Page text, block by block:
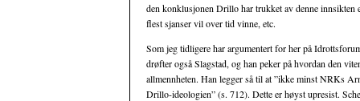
den konklusjonen Drillo har trukket av denne innsikten
flest sjanser vil over tid vinne, etc.
Som jeg tidligere har argumentert for her på
drøfter også Slagstad, og han peker på hvordan den
allmennheten. Han legger så til at ”ikke minst NRKs
Drillo-ideologien” (s. 712). Dette er høyst upresist.